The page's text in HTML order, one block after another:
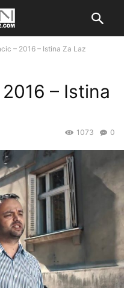
– 2016 – Istina Za Laz
– Istina
0
1073